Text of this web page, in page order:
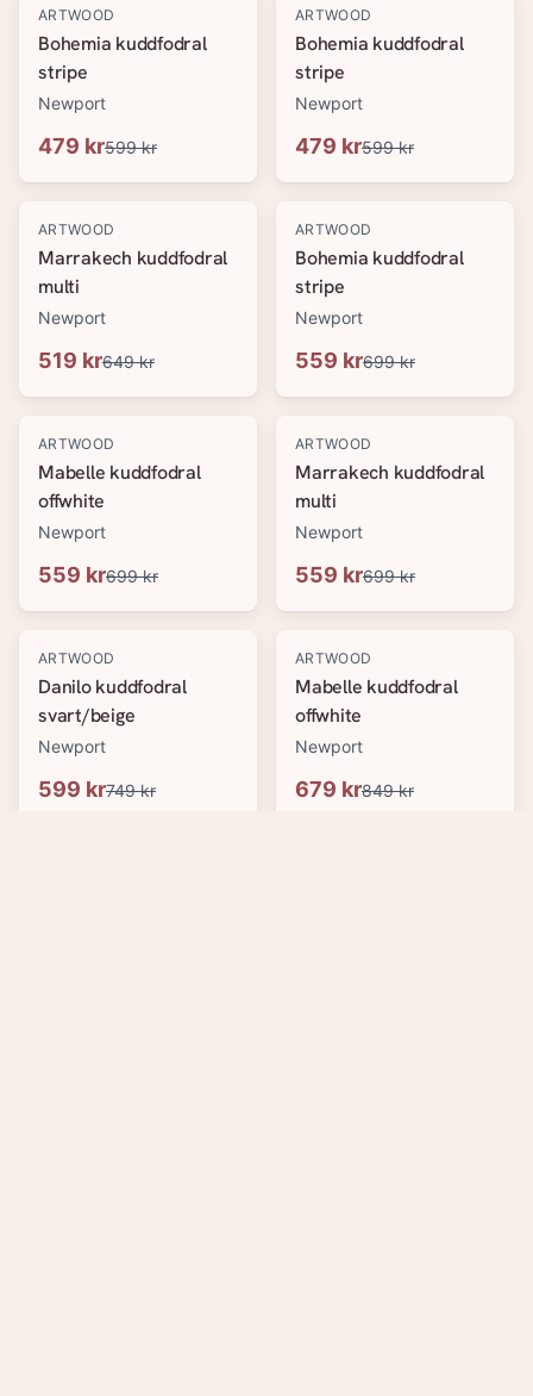
-20%
ARTWOOD
Bohemia kuddfodral
stripe
Newport
479 kr599 kr
-20%
ARTWOOD
Bohemia kuddfodral
stripe
Newport
479 kr599 kr
-20%
ARTWOOD
Marrakech kuddfodral
multi
Newport
519 kr649 kr
-20%
ARTWOOD
Bohemia kuddfodral
stripe
Newport
559 kr699 kr
-20%
ARTWOOD
Mabelle kuddfodral
offwhite
Newport
559 kr699 kr
-20%
ARTWOOD
Marrakech kuddfodral
multi
Newport
559 kr699 kr
-20%
ARTWOOD
Danilo kuddfodral
svart/beige
Newport
599 kr749 kr
-20%
ARTWOOD
Mabelle kuddfodral
offwhite
Newport
679 kr849 kr